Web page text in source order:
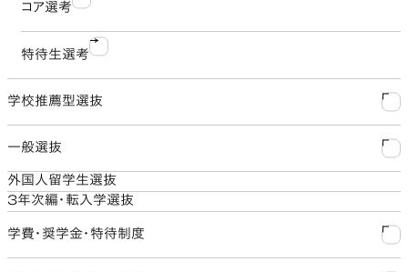
コア選考
特待生選考
学校推薦型選抜
公募制【異能発掘】
指定校制
一般選抜
A方式
B方式
外国人留学生選抜
3年次編・転入学選抜
学費・奨学金・特待制度